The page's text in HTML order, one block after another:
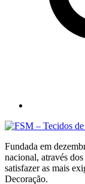
Fundada em
nacional, através
satisfazer as mais
Decoração.